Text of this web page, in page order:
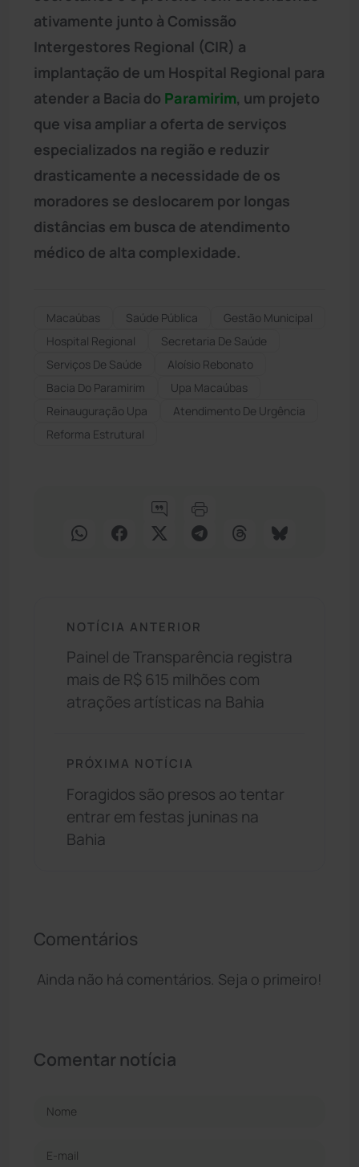
ativamente junto à Comissão
Intergestores Regional (CIR) a
implantação de um Hospital Regional para
atender a Bacia do Paramirim, um projeto
que visa ampliar a oferta de serviços
especializados na região e reduzir
drasticamente a necessidade de os
moradores se deslocarem por longas
distâncias em busca de atendimento
médico de alta complexidade.
Macaúbas Saúde Pública
Gestão Municipal
Hospital Regional
Secretaria De Saúde
Serviços De Saúde
Aloísio Rebonato
Bacia Do Paramirim
Upa Macaúbas
Reinauguração Upa
Atendimento De Urgência
Reforma Estrutural
NOTÍCIA ANTERIOR
Painel de Transparência registra
mais de R$ 615 milhões com
atrações artísticas na Bahia
PRÓXIMA NOTÍCIA
Foragidos são presos ao tentar
entrar em festas juninas na
Bahia
Comentários
Ainda não há comentários. Seja o primeiro!
Comentar notícia